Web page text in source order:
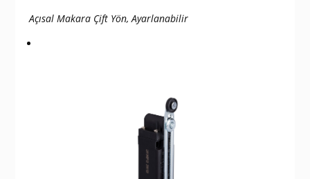
₺ 514,00.
Açısal Makara Çift Yön, Ayarlanabilir